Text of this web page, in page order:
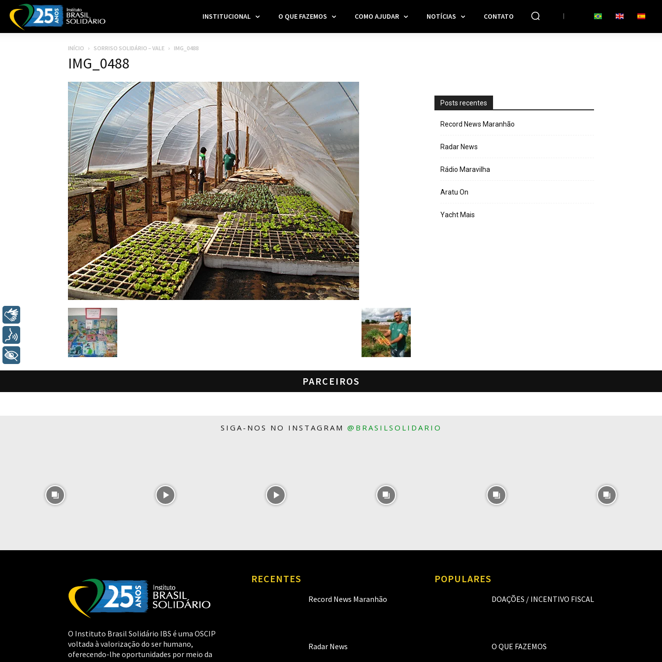
INSTITUCIONAL O QUE FAZEMOS COMO AJUDAR NOTÍCIAS CONTATO
INÍCIO SORRISO SOLIDÁRIO – VALE IMG_0488
IMG_0488
Posts recentes
Record News Maranhão
Radar News
Rádio Maravilha
Aratu On
Yacht Mais
PARCEIROS
SIGA-NOS NO INSTAGRAM @BRASILSOLIDARIO
O Instituto Brasil Solidário IBS é uma OSCIP
voltada à valorização do ser humano,
oferecendo-lhe oportunidades por meio da
RECENTES
Record News Maranhão
Radar News
POPULARES
DOAÇÕES / INCENTIVO FISCAL
O QUE FAZEMOS
+ Acessibilidade